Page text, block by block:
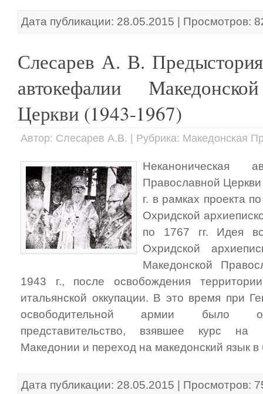
Дата публикации: 28.05.2015 | Просмотров:
Слесарев А. В.
автокефалии
Церкви (1943-1967)
Автор: Слесарев А.В. | Рубрика: Македонская
Неканоническая
Православной
г. в рамках проекта
Охридской
по 1767 гг. Идея
Охридской
Македонской
1943 г., после освобождения
итальянской оккупации. В это время при
освободительной армии было
представительство, взявшее курс на
Македонии и переход на македонский язык в
Дата публикации: 28.05.2015 | Просмотров: